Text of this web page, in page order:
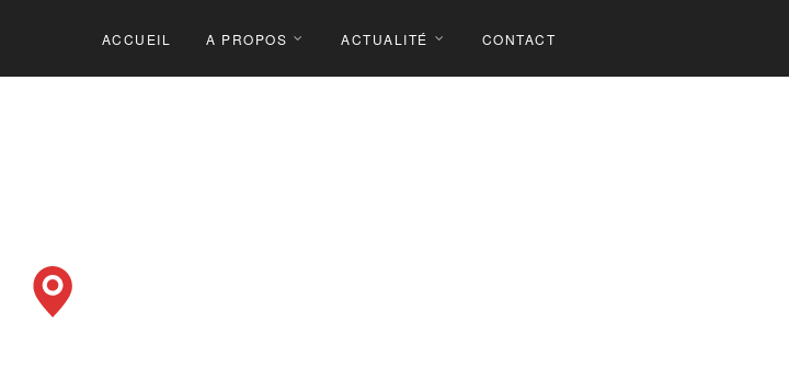
ACCUEIL A PROPOS ACTUALITÉ CONTACT